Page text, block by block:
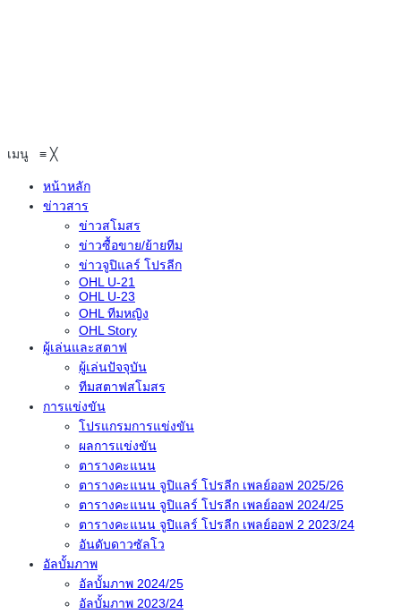
เมนู ≡ ╳
หน้าหลัก
ข่าวสาร
ข่าวสโมสร
ข่าวซื้อขาย/ย้ายทีม
ข่าวจูปิแลร์ โปรลีก
OHL U-21
OHL U-23
OHL ทีมหญิง
OHL Story
ผู้เล่นและสตาฟ
ผู้เล่นปัจจุบัน
ทีมสตาฟสโมสร
การแข่งขัน
โปรแกรมการแข่งขัน
ผลการแข่งขัน
ตารางคะแนน
ตารางคะแนน จูปิแลร์ โปรลีก เพลย์ออฟ 2025/26
ตารางคะแนน จูปิแลร์ โปรลีก เพลย์ออฟ 2024/25
ตารางคะแนน จูปิแลร์ โปรลีก เพลย์ออฟ 2 2023/24
อันดับดาวซัลโว
อัลบั้มภาพ
อัลบั้มภาพ 2024/25
อัลบั้มภาพ 2023/24